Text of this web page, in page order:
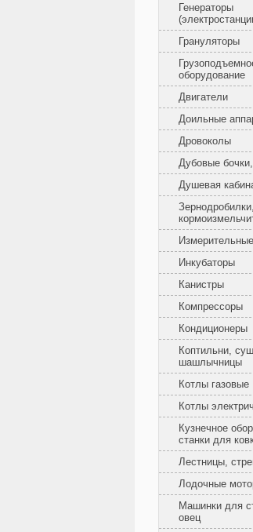
Генераторы
Грануляторы
оборудование
Двигатели
Доильные
Дровоколы
Дубовые
Душевая
Зернодробилки,
Инкубаторы
Канистры
Компрессоры
Кондиционеры
Коптильни,
шашлычницы
Котлы газовые
Котлы
Кузнечное
станки для
Лестницы,
Лодочные
Машинки для
овец